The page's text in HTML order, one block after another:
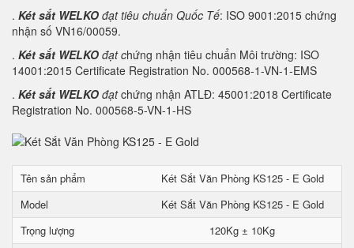
. Két sắt WELKO đạt tiêu chuẩn Quốc Tế: ISO 9001:2015 chứng
nhận số VN16/00059.
. Két sắt WELKO đạt chứng nhận tiêu chuẩn Môi trường: ISO
14001:2015 Certificate Registration No. 000568-1-VN-1-EMS
. Két sắt WELKO đạtchứng nhận ATLĐ: 45001:2018 Certificate
Registration No. 000568-5-VN-1-HS
Tên sản phẩm
Két Sắt Văn Phòng KS125 - E Gold
Model
Két Sắt Văn Phòng KS125 - E Gold
Trọng lượng
120Kg ± 10Kg